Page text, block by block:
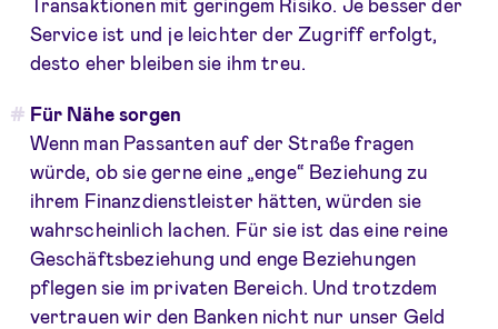
Transaktionen mit geringem Risiko. Je besser der
Service ist und je leichter der Zugriff erfolgt,
desto eher bleiben sie ihm treu.
Für Nähe sorgen
Wenn man Passanten auf der Straße fragen
würde, ob sie gerne eine „enge“ Beziehung zu
ihrem Finanzdienstleister hätten, würden sie
wahrscheinlich lachen. Für sie ist das eine reine
Geschäftsbeziehung und enge Beziehungen
pflegen sie im privaten Bereich. Und trotzdem
vertrauen wir den Banken nicht nur unser Geld